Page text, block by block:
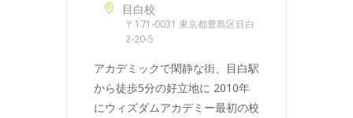
目白校
〒171-0031 東京都豊島区目白
2-20-5
アカデミックで閑静な街、目白駅
から徒歩5分の好立地に 2010年
にウィズダムアカデミー最初の校